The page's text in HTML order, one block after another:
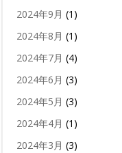
2024年9月 (1)
2024年8月 (1)
2024年7月 (4)
2024年6月 (3)
2024年5月 (3)
2024年4月 (1)
2024年3月 (3)